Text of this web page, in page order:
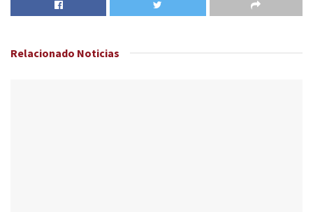
Relacionado Noticias